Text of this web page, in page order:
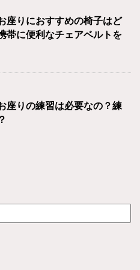
座りにおすすめの椅子はど
帯に便利なチェアベルトを
座りの練習は必要なの？練